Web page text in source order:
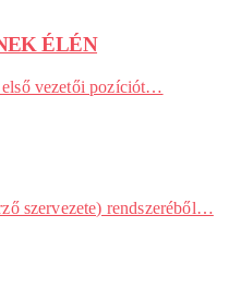
ÉLÉN
első vezetői pozíciót…
szervezete) rendszeréből…